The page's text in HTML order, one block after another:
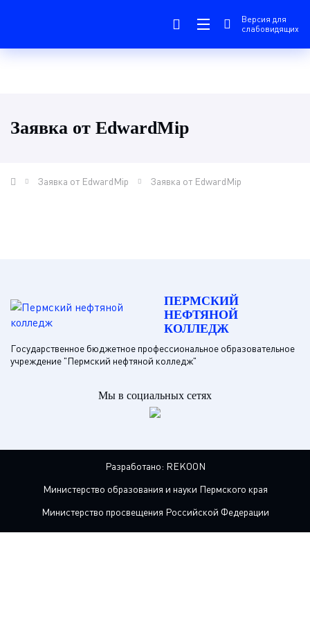
Версия для
слабовидящих
Заявка от EdwardMip
Заявка от EdwardMip Заявка от EdwardMip
ПЕРМСКИЙ
НЕФТЯНОЙ
КОЛЛЕДЖ
Государственное бюджетное профессиональное образовательное
учреждение "Пермский нефтяной колледж"
Мы в социальных сетях
Разработано: REKOON
Министерство образования и науки Пермского края
Министерство просвещения Российской Федерации